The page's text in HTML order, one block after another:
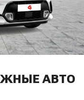
АВТО